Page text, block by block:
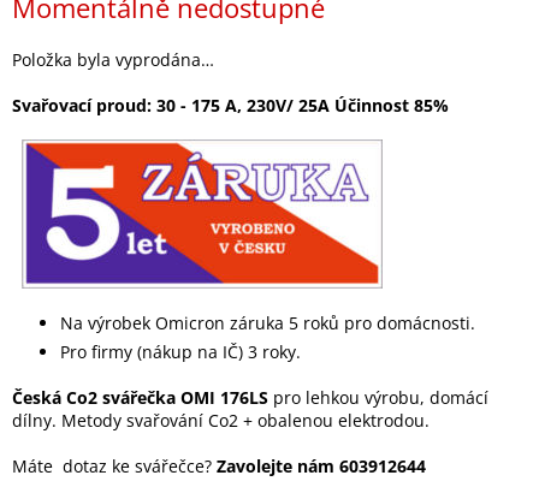
cena:
Momentálně nedostupné
Položka byla vyprodána…
Svařovací proud: 30 - 175 A, 230V/ 25A Účinnost 85%
Na výrobek Omicron záruka 5 roků pro domácnosti.
Pro firmy (nákup na IČ) 3 roky.
Česká Co2 svářečka OMI 176LS pro lehkou výrobu, domácí
dílny. Metody svařování Co2 + obalenou elektrodou.
Máte dotaz ke svářečce? Zavolejte nám 603912644